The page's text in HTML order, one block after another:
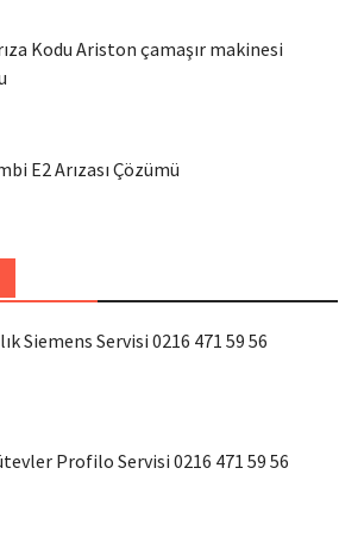
Kodu Ariston çamaşır makinesi
E2 Arızası Çözümü
Siemens Servisi 0216 471 59 56
Profilo Servisi 0216 471 59 56